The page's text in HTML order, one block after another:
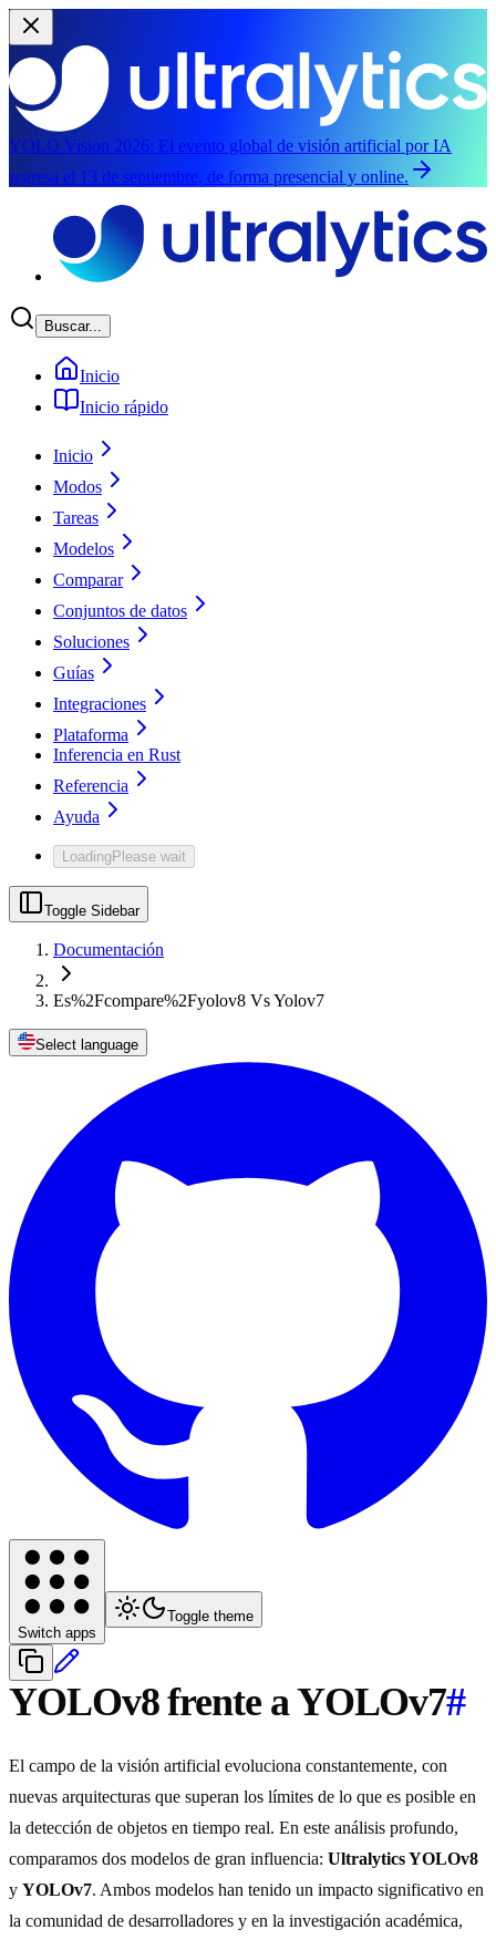
YOLO Vision 2026: El evento global de visión artificial por IA
regresa el 13 de septiembre, de forma presencial y online.
Buscar...
Inicio
Inicio rápido
Inicio
Modos
Tareas
Modelos
Comparar
Conjuntos de datos
Soluciones
Guías
Integraciones
Plataforma
Inferencia en Rust
Referencia
Ayuda
LoadingPlease wait
Toggle Sidebar
Documentación
Es%2Fcompare%2Fyolov8 Vs Yolov7
Select language
Switch apps
Toggle theme
YOLOv8 frente a YOLOv7#
El campo de la visión artificial evoluciona constantemente, con
nuevas arquitecturas que superan los límites de lo que es posible en
la detección de objetos en tiempo real. En este análisis profundo,
comparamos dos modelos de gran influencia: Ultralytics YOLOv8
y YOLOv7. Ambos modelos han tenido un impacto significativo en
la comunidad de desarrolladores y en la investigación académica,